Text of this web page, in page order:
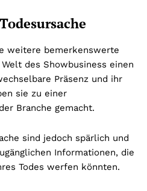
weitere bemerkenswerte
des Showbusiness einen
Präsenz und ihr
sie zu einer
Branche gemacht.
sind jedoch spärlich und
Informationen, die
Todes werfen könnten.